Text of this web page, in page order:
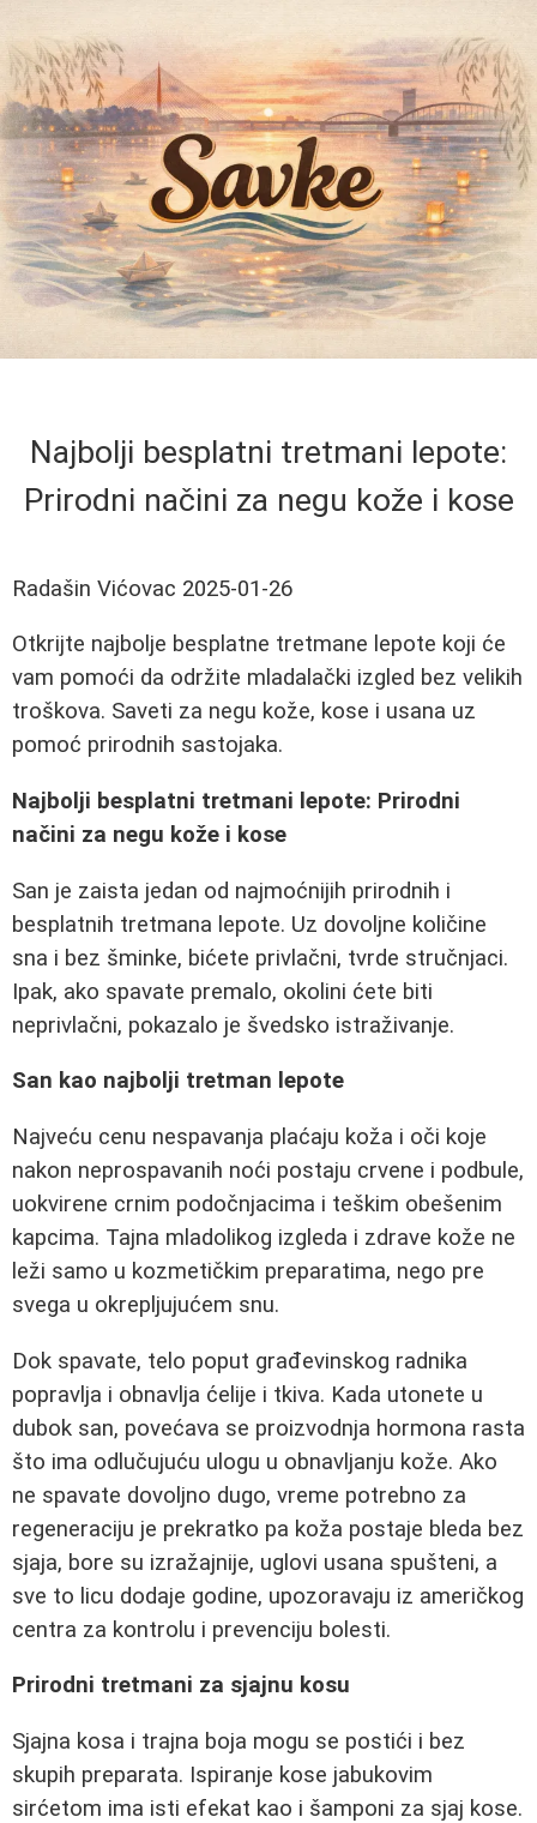
Najbolji besplatni tretmani lepote:
Prirodni načini za negu kože i kose
Radašin Vićovac 2025-01-26
Otkrijte najbolje besplatne tretmane lepote koji će
vam pomoći da održite mladalački izgled bez velikih
troškova. Saveti za negu kože, kose i usana uz
pomoć prirodnih sastojaka.
Najbolji besplatni tretmani lepote: Prirodni
načini za negu kože i kose
San je zaista jedan od najmoćnijih prirodnih i
besplatnih tretmana lepote. Uz dovoljne količine
sna i bez šminke, bićete privlačni, tvrde stručnjaci.
Ipak, ako spavate premalo, okolini ćete biti
neprivlačni, pokazalo je švedsko istraživanje.
San kao najbolji tretman lepote
Najveću cenu nespavanja plaćaju koža i oči koje
nakon neprospavanih noći postaju crvene i podbule,
uokvirene crnim podočnjacima i teškim obešenim
kapcima. Tajna mladolikog izgleda i zdrave kože ne
leži samo u kozmetičkim preparatima, nego pre
svega u okrepljujućem snu.
Dok spavate, telo poput građevinskog radnika
popravlja i obnavlja ćelije i tkiva. Kada utonete u
dubok san, povećava se proizvodnja hormona rasta
što ima odlučujuću ulogu u obnavljanju kože. Ako
ne spavate dovoljno dugo, vreme potrebno za
regeneraciju je prekratko pa koža postaje bleda bez
sjaja, bore su izražajnije, uglovi usana spušteni, a
sve to licu dodaje godine, upozoravaju iz američkog
centra za kontrolu i prevenciju bolesti.
Prirodni tretmani za sjajnu kosu
Sjajna kosa i trajna boja mogu se postići i bez
skupih preparata. Ispiranje kose jabukovim
sirćetom ima isti efekat kao i šamponi za sjaj kose.